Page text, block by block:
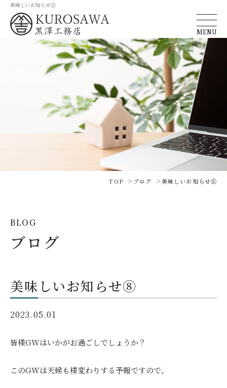
美味しいお知らせ⑧
MENU
TOP ブログ 美味しいお知らせ⑧
BLOG
ブログ
美味しいお知らせ⑧
2023.05.01
皆様GWはいかがお過ごしでしょうか？
このGWは天候も様変わりする予報ですので、